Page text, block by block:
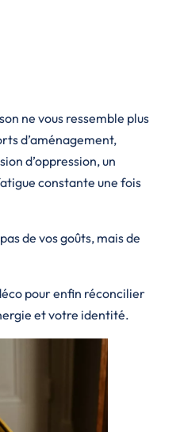
ne vous ressemble plus
d’aménagement,
d’oppression, un
constante une fois
de vos goûts, mais de
pour enfin réconcilier
et votre identité.